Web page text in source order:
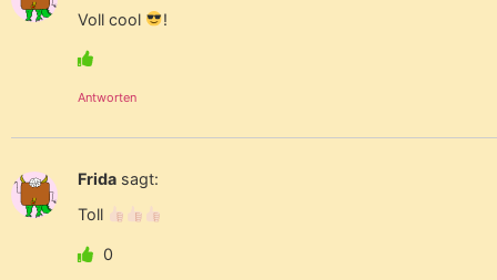
Voll cool !
Antworten
Frida sagt:
Toll
0